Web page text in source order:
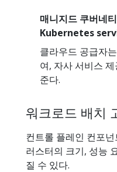
매니지드 쿠버네
Kubernetes
클라우드 공급자
여, 자사 서비스
준다.
워크로드 배치
컨트롤 플레인 컨포
러스터의 크기, 성능
질 수 있다.